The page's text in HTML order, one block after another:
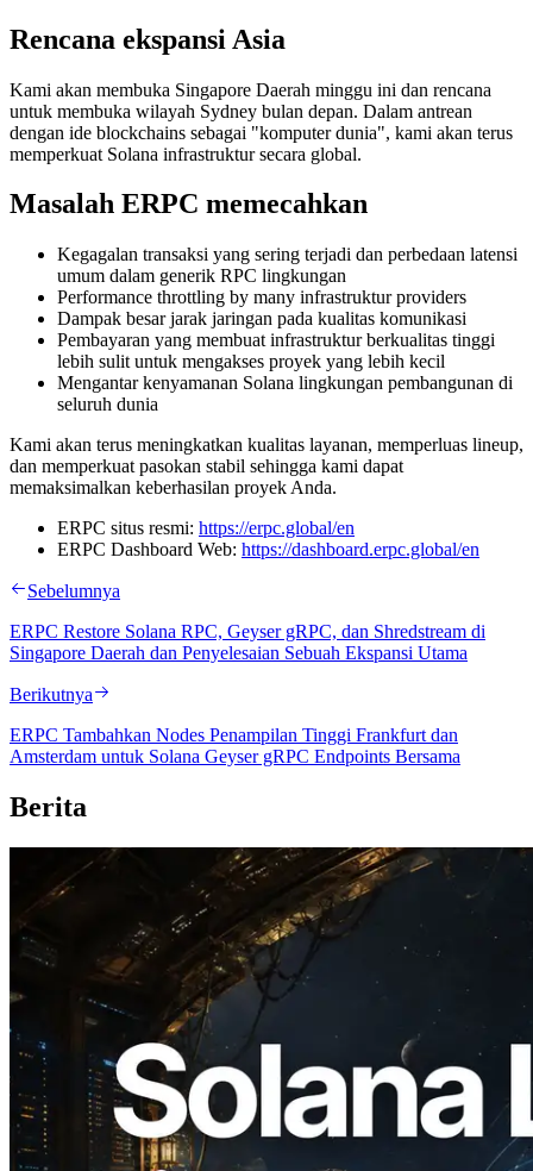
Rencana ekspansi Asia
Kami akan membuka Singapore Daerah minggu ini dan rencana
untuk membuka wilayah Sydney bulan depan. Dalam antrean
dengan ide blockchains sebagai "komputer dunia", kami akan terus
memperkuat Solana infrastruktur secara global.
Masalah ERPC memecahkan
Kegagalan transaksi yang sering terjadi dan perbedaan latensi
umum dalam generik RPC lingkungan
Performance throttling by many infrastruktur providers
Dampak besar jarak jaringan pada kualitas komunikasi
Pembayaran yang membuat infrastruktur berkualitas tinggi
lebih sulit untuk mengakses proyek yang lebih kecil
Mengantar kenyamanan Solana lingkungan pembangunan di
seluruh dunia
Kami akan terus meningkatkan kualitas layanan, memperluas lineup,
dan memperkuat pasokan stabil sehingga kami dapat
memaksimalkan keberhasilan proyek Anda.
ERPC situs resmi: https://erpc.global/en
ERPC Dashboard Web: https://dashboard.erpc.global/en
Sebelumnya
ERPC Restore Solana RPC, Geyser gRPC, dan Shredstream di
Singapore Daerah dan Penyelesaian Sebuah Ekspansi Utama
Berikutnya
ERPC Tambahkan Nodes Penampilan Tinggi Frankfurt dan
Amsterdam untuk Solana Geyser gRPC Endpoints Bersama
Berita
2026.08.05